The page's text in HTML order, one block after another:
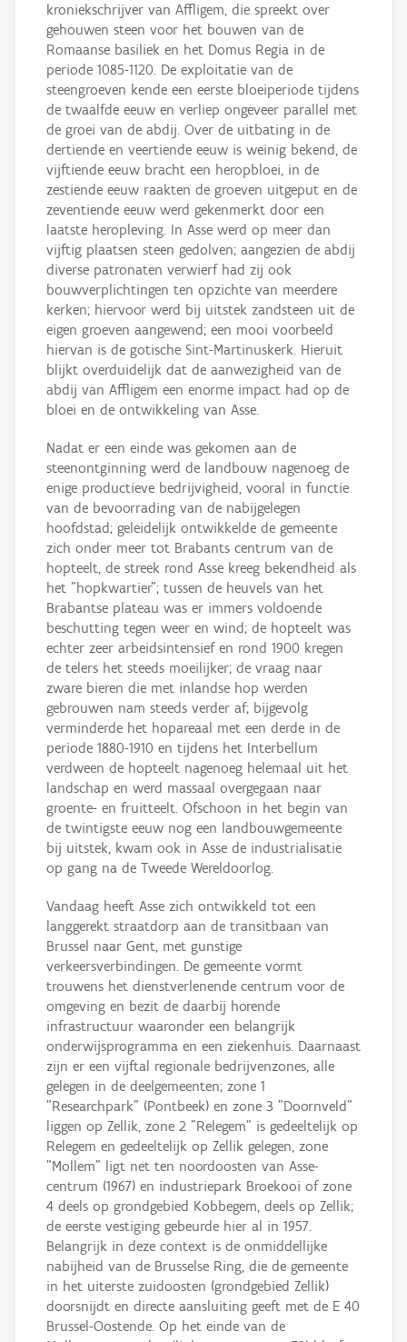
kroniekschrijver van Affligem, die spreekt over
gehouwen steen voor het bouwen van de
Romaanse basiliek en het Domus Regia in de
periode 1085-1120. De exploitatie van de
steengroeven kende een eerste bloeiperiode tijdens
de twaalfde eeuw en verliep ongeveer parallel met
de groei van de abdij. Over de uitbating in de
dertiende en veertiende eeuw is weinig bekend, de
vijftiende eeuw bracht een heropbloei, in de
zestiende eeuw raakten de groeven uitgeput en de
zeventiende eeuw werd gekenmerkt door een
laatste heropleving. In Asse werd op meer dan
vijftig plaatsen steen gedolven; aangezien de abdij
diverse patronaten verwierf had zij ook
bouwverplichtingen ten opzichte van meerdere
kerken; hiervoor werd bij uitstek zandsteen uit de
eigen groeven aangewend; een mooi voorbeeld
hiervan is de gotische Sint-Martinuskerk. Hieruit
blijkt overduidelijk dat de aanwezigheid van de
abdij van Affligem een enorme impact had op de
bloei en de ontwikkeling van Asse.
Nadat er een einde was gekomen aan de
steenontginning werd de landbouw nagenoeg de
enige productieve bedrijvigheid, vooral in functie
van de bevoorrading van de nabijgelegen
hoofdstad; geleidelijk ontwikkelde de gemeente
zich onder meer tot Brabants centrum van de
hopteelt, de streek rond Asse kreeg bekendheid als
het "hopkwartier"; tussen de heuvels van het
Brabantse plateau was er immers voldoende
beschutting tegen weer en wind; de hopteelt was
echter zeer arbeidsintensief en rond 1900 kregen
de telers het steeds moeilijker; de vraag naar
zware bieren die met inlandse hop werden
gebrouwen nam steeds verder af; bijgevolg
verminderde het hopareaal met een derde in de
periode 1880-1910 en tijdens het Interbellum
verdween de hopteelt nagenoeg helemaal uit het
landschap en werd massaal overgegaan naar
groente- en fruitteelt. Ofschoon in het begin van
de twintigste eeuw nog een landbouwgemeente
bij uitstek, kwam ook in Asse de industrialisatie
op gang na de Tweede Wereldoorlog.
Vandaag heeft Asse zich ontwikkeld tot een
langgerekt straatdorp aan de transitbaan van
Brussel naar Gent, met gunstige
verkeersverbindingen. De gemeente vormt
trouwens het dienstverlenende centrum voor de
omgeving en bezit de daarbij horende
infrastructuur waaronder een belangrijk
onderwijsprogramma en een ziekenhuis. Daarnaast
zijn er een vijftal regionale bedrijvenzones, alle
gelegen in de deelgemeenten; zone 1
"Researchpark" (Pontbeek) en zone 3 "Doornveld"
liggen op Zellik, zone 2 "Relegem" is gedeeltelijk op
Relegem en gedeeltelijk op Zellik gelegen, zone
"Mollem" ligt net ten noordoosten van Asse-
centrum (1967) en industriepark Broekooi of zone
4 deels op grondgebied Kobbegem, deels op Zellik;
de eerste vestiging gebeurde hier al in 1957.
Belangrijk in deze context is de onmiddellijke
nabijheid van de Brusselse Ring, die de gemeente
in het uiterste zuidoosten (grondgebied Zellik)
doorsnijdt en directe aansluiting geeft met de E 40
Brussel-Oostende. Op het einde van de